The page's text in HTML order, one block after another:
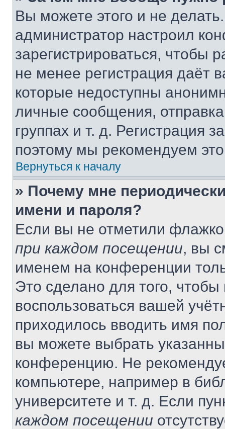
Вы можете этого и не
администратор настроил
зарегистрироваться, чтобы
не менее регистрация даёт
которые недоступны
личные сообщения,
группах и т. д. Регистрация
поэтому мы рекомендуем
Вернуться к началу
» Почему мне
имени и пароля?
Если вы не отметили
при каждом посещении, вы
именем на конференции
Это сделано для того, чтобы
воспользоваться вашей
приходилось вводить имя
вы можете выбрать
конференцию. Не
компьютере, например в
университете и т. д. Если
каждом посещении